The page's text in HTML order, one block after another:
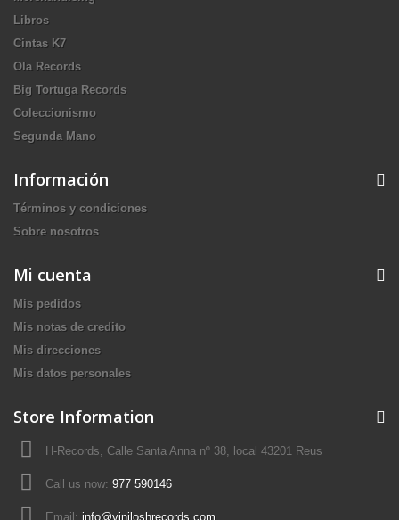
Libros
Cintas K7
Ola Records
Big Tortuga Records
Coleccionismo
Segunda Mano
Información
Términos y condiciones
Sobre nosotros
Mi cuenta
Mis pedidos
Mis notas de credito
Mis direcciones
Mis datos personales
Store Information
H-Records, Calle Santa Anna nº 38, local 43201 Reus
Call us now: 977 590146
Email: info@viniloshrecords.com